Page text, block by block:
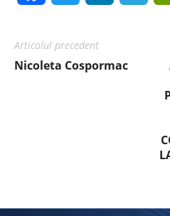
Articolul precedent
Nicoleta Cospormac